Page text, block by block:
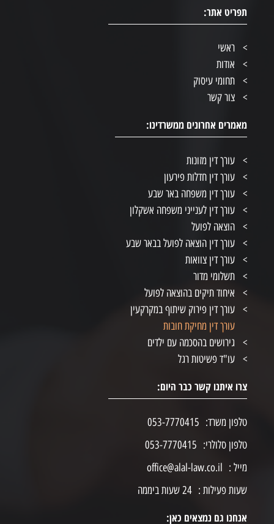
תפריט אתר:
ראשי
אודות
תחומי עיסוק
צור קשר
מאמרים אחרונים ממשרדינו:
עורך דין מזונות
עורך דין חדלות פירעון
עורך דין משפחה באר שבע
עורך דין לענייני משפחה אשקלון
הוצאה לפועל
עורך דין הוצאה לפועל בבאר שבע
עורך דין צוואות
תשלומי מדור
איחוד תיקים בהוצאה לפועל
עורך דין פירוק שיתוף במקרקעין
עורך דין מחיקת חובות
גירושים בהסכמה עם ילדים
עו"ד פשיטות רגל
צרו איתנו קשר כבר היום:
טלפון משרד: 053-7770415
טלפון סלולרי: 053-7770415
מייל : office@alal-law.co.il
שעות פעילות : 24 שעות ביממה
אנחנו גם נמצאים כאן: